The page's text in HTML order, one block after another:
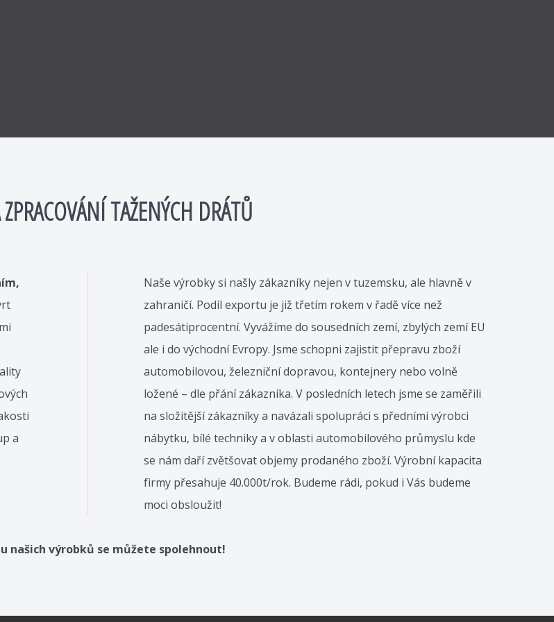
TAŽENÝCH DRÁTŮ
a
Naše výrobky si našly zákazníky nejen v tuzemsku, ale hlavně v
zahraničí. Podíl exportu je již třetím rokem v řadě více než
padesátiprocentní. Vyvážíme do sousedních zemí, zbylých zemí EU
ale i do východní Evropy. Jsme schopni zajistit přepravu zboží
automobilovou, železniční dopravou, kontejnery nebo volně
ložené – dle přání zákazníka. V posledních letech jsme se zaměřili
na složitější zákazníky a navázali spolupráci s předními výrobci
nábytku, bílé techniky a v oblasti automobilového průmyslu kde
se nám daří zvětšovat objemy prodaného zboží. Výrobní kapacita
firmy přesahuje 40.000t/rok. Budeme rádi, pokud i Vás budeme
moci obsloužit!
našich výrobků se můžete spolehnout!